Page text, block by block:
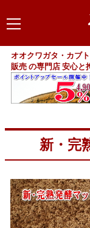
オオクワガタ・カブ
販売 の専門店 安心と
新・完